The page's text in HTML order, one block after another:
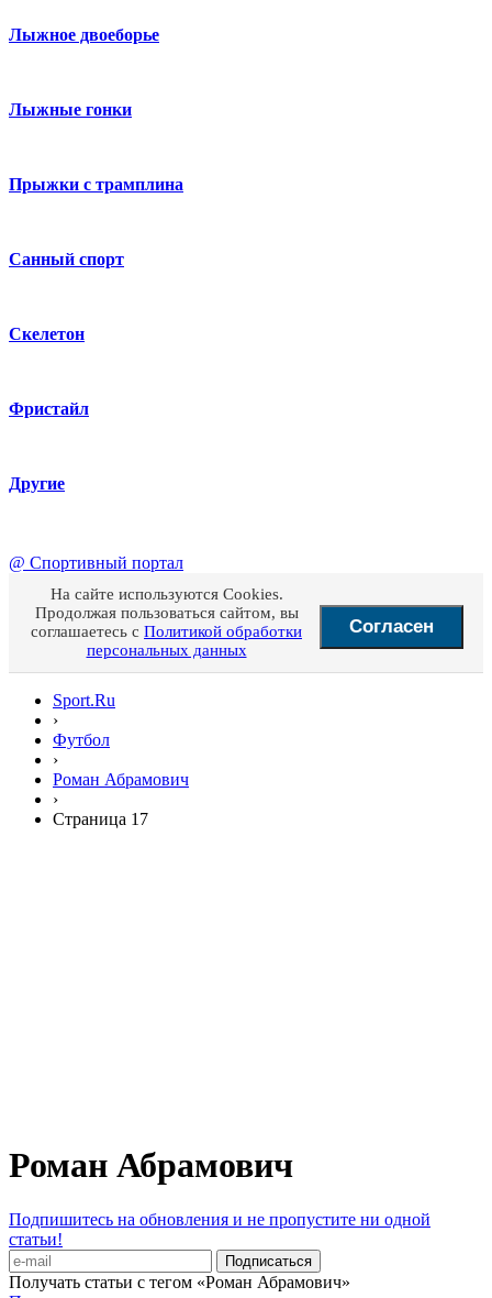
Лыжное двоеборье
Лыжные гонки
Прыжки с трамплина
Санный спорт
Скелетон
Фристайл
Другие
@ Спортивный портал
На сайте используются Cookies.
Продолжая пользоваться сайтом, вы
соглашаетесь с Политикой обработки
персональных данных
Согласен
Sport.Ru
›
Футбол
›
Роман Абрамович
›
Страница 17
Роман Абрамович
Подпишитесь на обновления и не пропустите ни одной
статьи!
Получать статьи с тегом «Роман Абрамович»